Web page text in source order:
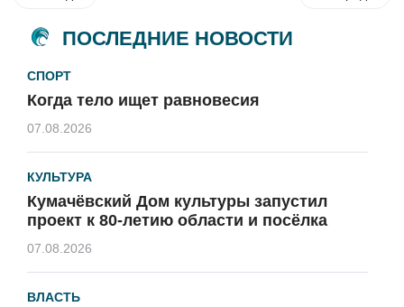
ПОСЛЕДНИЕ НОВОСТИ
СПОРТ
Когда тело ищет равновесия
07.08.2026
КУЛЬТУРА
Кумачёвский Дом культуры запустил
проект к 80-летию области и посёлка
07.08.2026
ВЛАСТЬ